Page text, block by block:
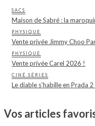
SACS
Maison de Sabré : la
PHYSIQUE
Vente privée Jimmy Choo
PHYSIQUE
Vente privée Carel 2026 !
CINÉ SÉRIES
Le diable s’habille en Prada
Vos articles